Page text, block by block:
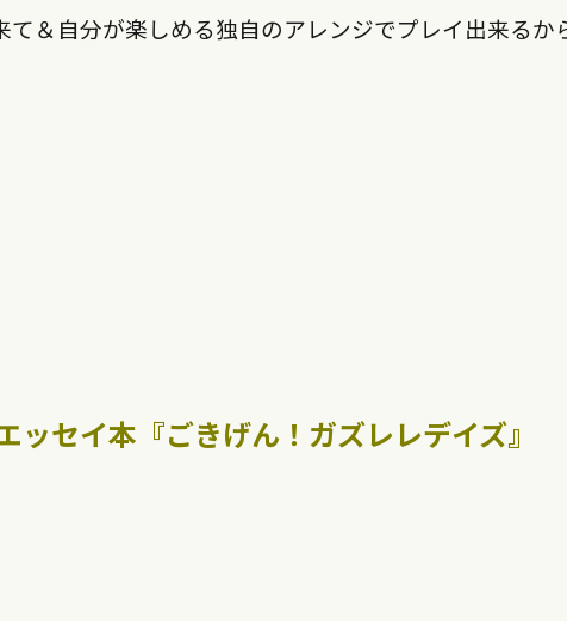
＆自分が楽しめる独自のアレンジでプレイ出来るか
セイ本『ごきげん！ガズレレデイズ』